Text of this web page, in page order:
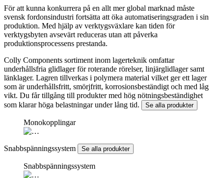
För att kunna konkurrera på en allt mer global marknad måste
svensk fordonsindustri fortsätta att öka automatiseringsgraden i sin
produktion. Med hjälp av verktygsväxlare kan tiden för
verktygsbyten avsevärt reduceras utan att påverka
produktionsprocessens prestanda.
Colly Components sortiment inom lagerteknik omfattar
underhållsfria glidlager för roterande rörelser, linjärglidlager samt
länklager. Lagren tillverkas i polymera material vilket ger ett lager
som är underhållsfritt, smörjfritt, korrosionsbeständigt och med låg
vikt. Du får tillgång till produkter med hög nötningsbeständighet
som klarar höga belastningar under lång tid.
Se alla produkter
Monokopplingar
Snabbspänningssystem Se alla produkter
Snabbspänningssystem